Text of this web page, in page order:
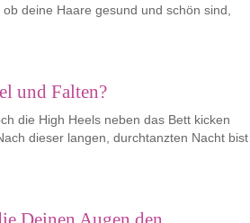
deine Haare gesund und schön sind,
und Falten?
die High Heels neben das Bett kicken
dieser langen, durchtanzten Nacht bist